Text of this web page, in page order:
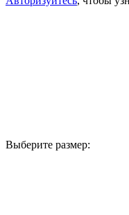
Выберите размер: